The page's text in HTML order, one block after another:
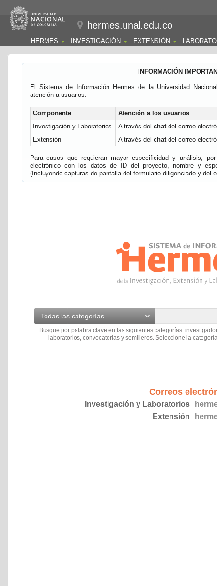
hermes.unal.edu.co
HERMES INVESTIGACIÓN EXTENSIÓN
INFORMACIÓN
El Sistema de Información Hermes de la Universidad
atención a usuarios:
Componente
Atención a los usuarios
Investigación y Laboratorios
A través del chatdel correo
Extensión
A través del chatdel correo
Para casos que requieran mayor especificidad y análisis,
electrónico con los datos de ID del proyecto, nombre y
(Incluyendo capturas de pantalla del formulario diligenciado y del
Todas las categorías
Busque por palabra clave en las siguientes categorías:
laboratorios, convocatorias y semilleros. Seleccione la
Correos
Investigación y Laboratorios
Extensión